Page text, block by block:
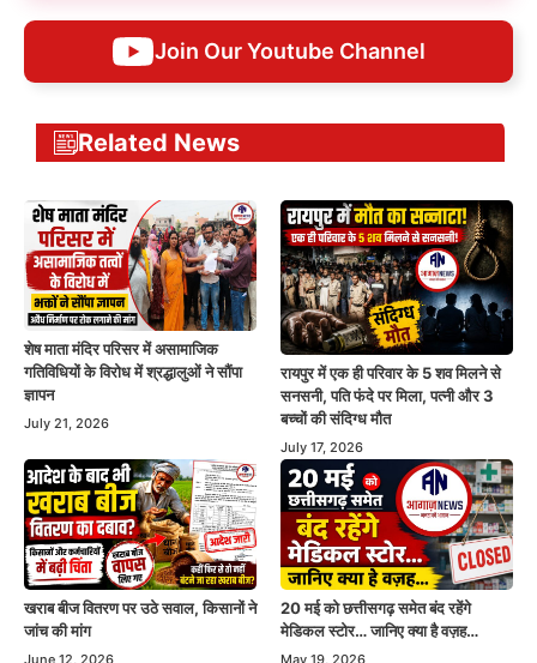
Join Our Youtube Channel
Related News
शेष माता मंदिर परिसर में असामाजिक
गतिविधियों के विरोध में श्रद्धालुओं ने सौंपा
ज्ञापन
July 21, 2026
रायपुर में एक ही परिवार के 5 शव मिलने से
सनसनी, पति फंदे पर मिला, पत्नी और 3
बच्चों की संदिग्ध मौत
July 17, 2026
खराब बीज वितरण पर उठे सवाल, किसानों ने
जांच की मांग
June 12, 2026
20 मई को छत्तीसगढ़ समेत बंद रहेंगे
मेडिकल स्टोर… जानिए क्या है वज़ह…